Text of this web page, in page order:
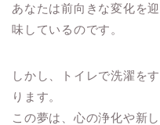
あなたは前向きな変化を
味しているのです。
しかし、トイレで洗濯を
ります。
この夢は、心の浄化や新